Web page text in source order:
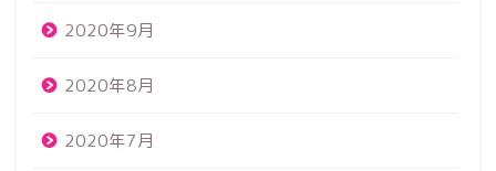
2020年9月
2020年8月
2020年7月